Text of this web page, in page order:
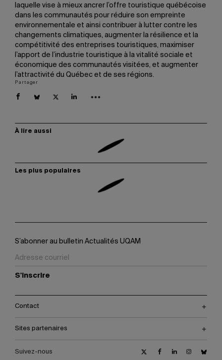
laquelle vise à mieux ancrer l’offre touristique québécoise
dans les communautés pour réduire son empreinte
environnementale et ainsi contribuer à lutter contre les
changements climatiques, augmenter la résilience et la
compétitivité des entreprises touristiques, maximiser
l’apport de l’industrie touristique à la vitalité sociale et
économique des communautés visitées, et augmenter
l’attractivité du Québec et de ses régions.
Partager
À lire aussi
Les plus populaires
S’abonner au bulletin Actualités UQAM
S'inscrire
Contact
Sites partenaires
Suivez-nous